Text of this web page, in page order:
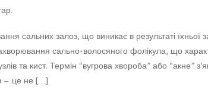
сальних залоз, що виникає в результаті їхньої
сально-волосяного фолікула, що
та кист. Термін “вугрова хвороба” або “акне”
– це не […]